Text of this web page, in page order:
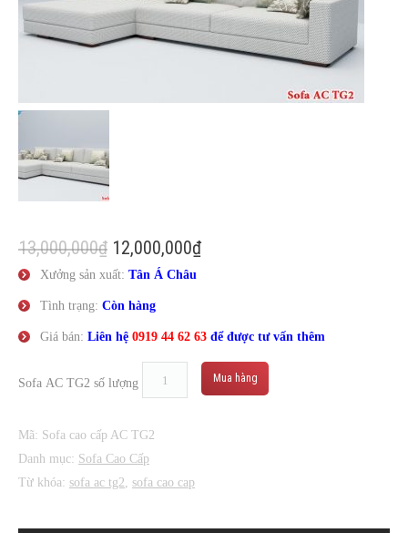
13,000,000₫ 12,000,000₫
Xưởng sản xuất: Tân Á Châu
Tình trạng: Còn hàng
Giá bán: Liên hệ 0919 44 62 63 để được tư vấn thêm
Sofa AC TG2 số lượng Mua hàng
Mã: Sofa cao cấp AC TG2
Danh mục: Sofa Cao Cấp
Từ khóa: sofa ac tg2, sofa cao cap